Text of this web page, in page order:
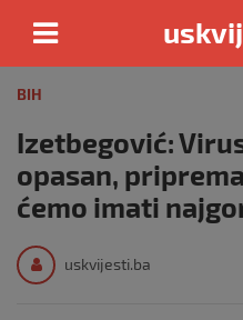
content
BIH
Izetbegović:
opasan,
ćemo imati
uskvijesti.ba